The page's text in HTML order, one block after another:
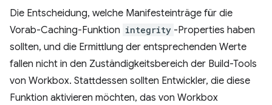
Die Entscheidung, welche Manifesteinträge für die
Vorab-Caching-Funktion integrity -Properties haben
sollten, und die Ermittlung der entsprechenden Werte
fallen nicht in den Zuständigkeitsbereich der Build-Tools
von Workbox. Stattdessen sollten Entwickler, die diese
Funktion aktivieren möchten, das von Workbox